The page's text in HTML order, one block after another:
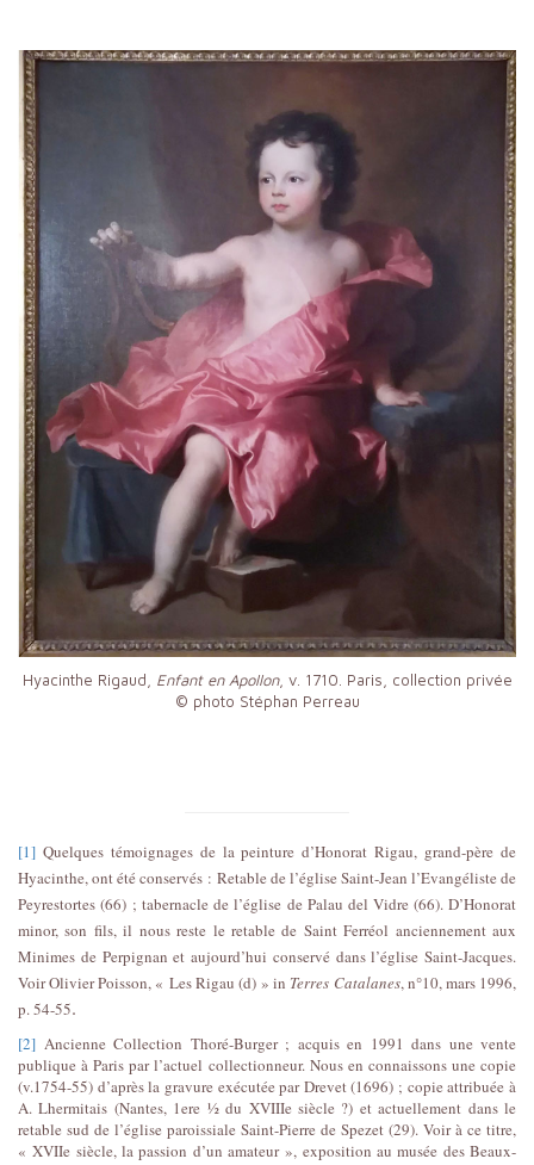
Hyacinthe Rigaud, Enfant en Apollon, v. 1710. Paris, collection privée
© photo Stéphan Perreau
[1] Quelques témoignages de la peinture d’Honorat Rigau, grand-père de
Hyacinthe, ont été conservés : Retable de l’église Saint-Jean l’Evangéliste de
Peyrestortes (66) ; tabernacle de l’église de Palau del Vidre (66). D’Honorat
minor, son fils, il nous reste le retable de Saint Ferréol anciennement aux
Minimes de Perpignan et aujourd’hui conservé dans l’église Saint-Jacques.
Voir Olivier Poisson, « Les Rigau (d) » in Terres Catalanes, n°10, mars 1996,
p. 54-55.
[2] Ancienne Collection Thoré-Burger ; acquis en 1991 dans une vente
publique à Paris par l’actuel collectionneur. Nous en connaissons une copie
(v.1754-55) d’après la gravure exécutée par Drevet (1696) ; copie attribuée à
A. Lhermitais (Nantes, 1ere ½ du XVIIIe siècle ?) et actuellement dans le
retable sud de l’église paroissiale Saint-Pierre de Spezet (29). Voir à ce titre,
« XVIIe siècle, la passion d’un amateur », exposition au musée des Beaux-